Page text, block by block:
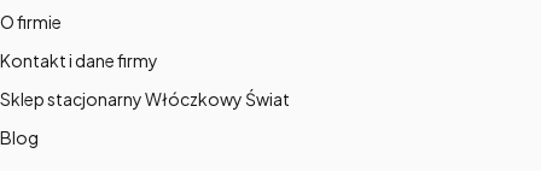
O firmie
Kontakt i dane firmy
Sklep stacjonarny Włóczkowy Świat
Blog